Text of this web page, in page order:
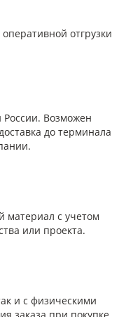
отгрузки
Возможен
до терминала
материал с учетом
или проекта.
и с физическими